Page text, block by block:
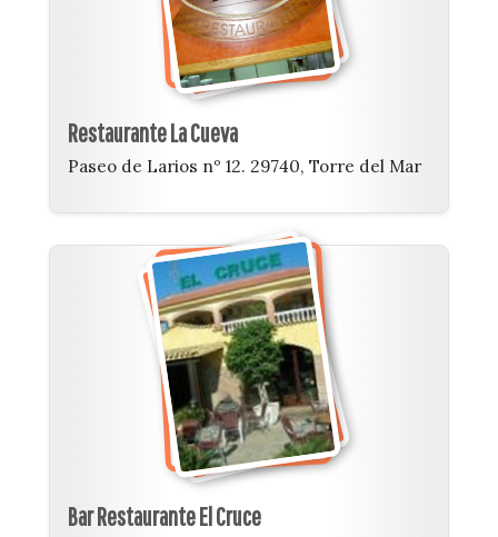
Restaurante La Cueva
Paseo de Larios nº 12. 29740, Torre del Mar
Bar Restaurante El Cruce